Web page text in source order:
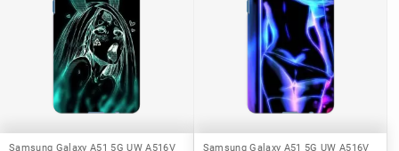
Samsung Galaxy A51 5G UW A516V Samsung Galaxy A51 5G UW A516V